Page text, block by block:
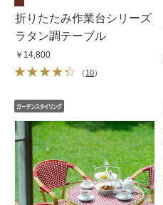
折りたたみ作業台シリーズ
ラタン調テーブル
￥14,800
（ 10）